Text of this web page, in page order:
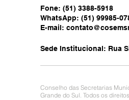
Fone: (51) 3388-5918
WhatsApp: (51) 99985-
E-mail:
Sede Institucional: Rua
Conselho das Secretarias
Grande do Sul. Todos os